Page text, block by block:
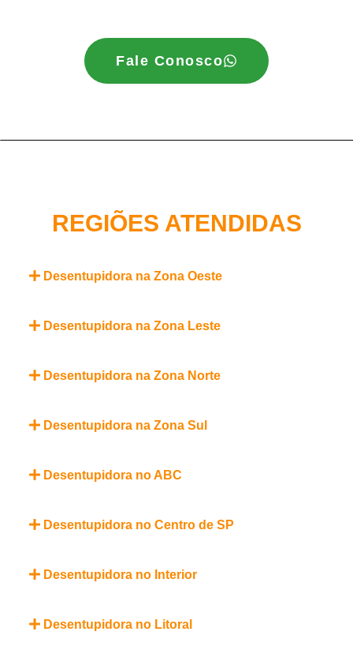
Fale Conosco
REGIÕES ATENDIDAS
Desentupidora na Zona Oeste
Desentupidora na Zona Leste
Desentupidora na Zona Norte
Desentupidora na Zona Sul
Desentupidora no ABC
Desentupidora no Centro de SP
Desentupidora no Interior
Desentupidora no Litoral